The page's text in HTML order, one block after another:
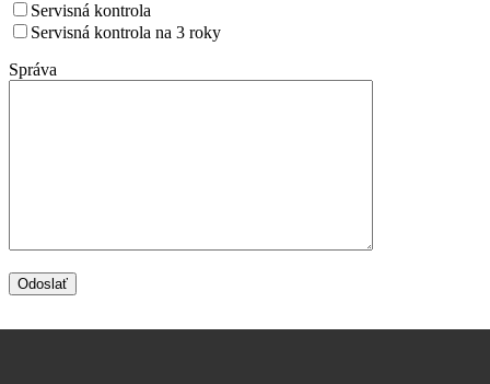
Servisná kontrola
Servisná kontrola na 3 roky
Správa